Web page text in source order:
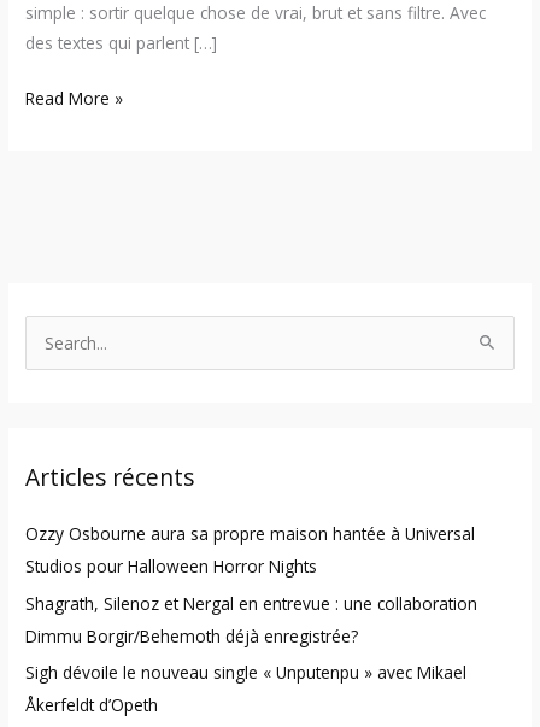
simple : sortir quelque chose de vrai, brut et sans filtre. Avec
des textes qui parlent […]
Read More »
c
f
o
r
:
Articles récents
Ozzy Osbourne aura sa propre maison hantée à Universal
Studios pour Halloween Horror Nights
Shagrath, Silenoz et Nergal en entrevue : une collaboration
Dimmu Borgir/Behemoth déjà enregistrée?
Sigh dévoile le nouveau single « Unputenpu » avec Mikael
Åkerfeldt d’Opeth